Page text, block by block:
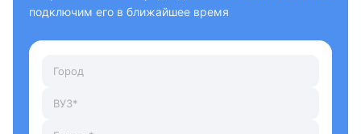
подключим его в ближайшее время